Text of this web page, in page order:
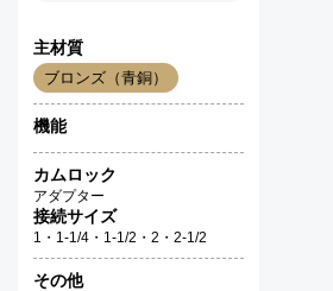
主材質
ブロンズ（青銅）
機能
カムロック
アダプター
接続サイズ
1・1-1/4・1-1/2・2・2-1/2
その他